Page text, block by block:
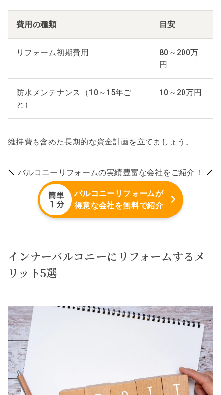
費用の種類 目安
リフォーム初期費用
80～200万
円
防水メンテナンス（10～15年ご
と）
10～20万円
維持費も含めた長期的な資金計画を立てましょう。
バルコニーリフォームの実績豊富な会社をご紹介！
バルコニーリフォームが
得意な会社を無料で紹介
インナーバルコニーにリフォームするメ
リット5選